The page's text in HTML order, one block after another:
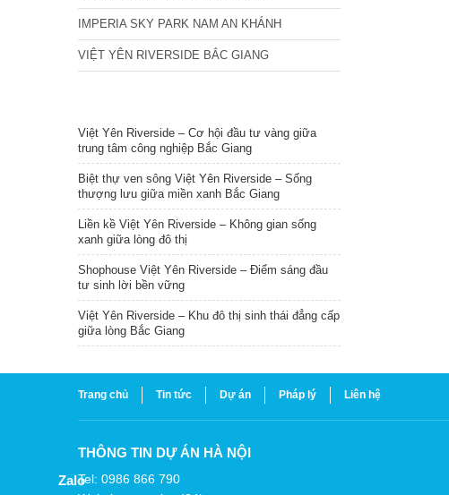
IMPERIA SKY PARK NAM AN KHÁNH
VIỆT YÊN RIVERSIDE BẮC GIANG
Việt Yên Riverside – Cơ hội đầu tư vàng giữa
trung tâm công nghiệp Bắc Giang
Biệt thự ven sông Việt Yên Riverside – Sống
thượng lưu giữa miền xanh Bắc Giang
Liền kề Việt Yên Riverside – Không gian sống
xanh giữa lòng đô thị
Shophouse Việt Yên Riverside – Điểm sáng đầu
tư sinh lời bền vững
Việt Yên Riverside – Khu đô thị sinh thái đẳng cấp
giữa lòng Bắc Giang
Trang chủ Tin tức Dự án Pháp lý Liên hệ
THÔNG TIN DỰ ÁN HÀ NỘI
Tel: 0986 866 790
Zalo